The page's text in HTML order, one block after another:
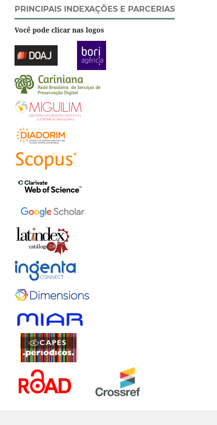
PRINCIPAIS INDEXAÇÕES E PARCERIAS
Você pode clicar nas logos